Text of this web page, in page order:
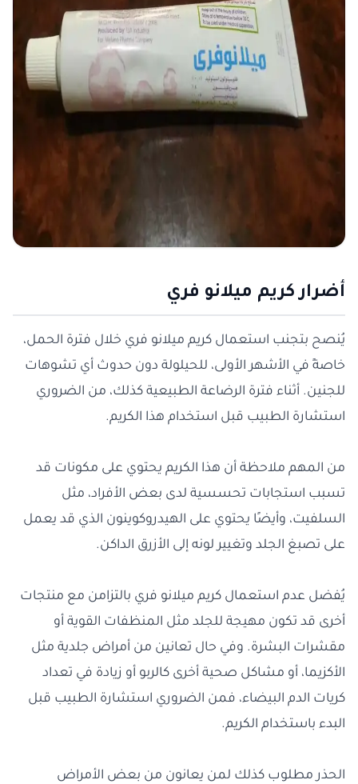
أضرار كريم ميلانو فري
يُنصح بتجنب استعمال كريم ميلانو فري خلال فترة الحمل،
خاصةً في الأشهر الأولى، للحيلولة دون حدوث أي تشوهات
للجنين. أثناء فترة الرضاعة الطبيعية كذلك، من الضروري
استشارة الطبيب قبل استخدام هذا الكريم.
من المهم ملاحظة أن هذا الكريم يحتوي على مكونات قد
تسبب استجابات تحسسية لدى بعض الأفراد، مثل
السلفيت، وأيضًا يحتوي على الهيدروكوينون الذي قد يعمل
على تصبغ الجلد وتغيير لونه إلى الأزرق الداكن.
يُفضل عدم استعمال كريم ميلانو فري بالتزامن مع منتجات
أخرى قد تكون مهيجة للجلد مثل المنظفات القوية أو
مقشرات البشرة. وفي حال تعانين من أمراض جلدية مثل
الأكزيما، أو مشاكل صحية أخرى كالربو أو زيادة في تعداد
كريات الدم البيضاء، فمن الضروري استشارة الطبيب قبل
البدء باستخدام الكريم.
الحذر مطلوب كذلك لمن يعانون من بعض الأمراض